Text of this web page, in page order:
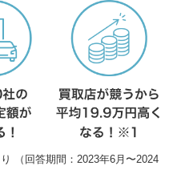
（回答期間：2023年6月〜2024